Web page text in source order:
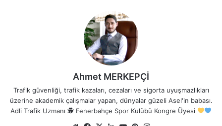
Ahmet MERKEPÇİ
Trafik güvenliği, trafik kazaları, cezaları ve sigorta uyuşmazlıkları
üzerine akademik çalışmalar yapan, dünyalar güzeli Asel'in babası.
Adli Trafik Uzmanı 🕵Fenerbahçe Spor Kulübü Kongre Üyesi